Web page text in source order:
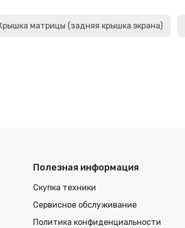
матрицы (задняя крышка экрана)
Полезная информация
Скупка техники
Сервисное обслуживание
Политика конфиденциальности